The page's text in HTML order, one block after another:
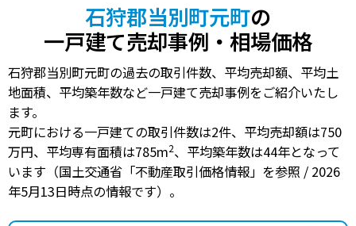
石狩郡当別町元町の
一戸建て売却事例・相場価格
石狩郡当別町元町の過去の取引件数、平均売却額、平均土
地面積、平均築年数など一戸建て売却事例をご紹介いたし
ます。
元町における一戸建ての取引件数は2件、 平均売却額は750
万円、 平均専有面積は785m2、 平均築年数は44年となって
います（国土交通省「不動産取引価格情報」を参照 / 2026
年5月13日時点の情報です）。